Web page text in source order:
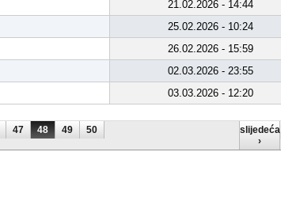
21.02.2026 - 14:44
25.02.2026 - 10:24
26.02.2026 - 15:59
02.03.2026 - 23:55
03.03.2026 - 12:20
47 48 49 50
slijedeća
›